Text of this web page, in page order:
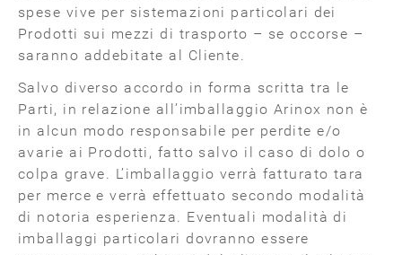
spese vive per sistemazioni particolari dei
Prodotti sui mezzi di trasporto – se occorse –
saranno addebitate al Cliente.
Salvo diverso accordo in forma scritta tra le
Parti, in relazione all’imballaggio Arinox non è
in alcun modo responsabile per perdite e/o
avarie ai Prodotti, fatto salvo il caso di dolo o
colpa grave. L’imballaggio verrà fatturato tara
per merce e verrà effettuato secondo modalità
di notoria esperienza. Eventuali modalità di
imballaggi particolari dovranno essere